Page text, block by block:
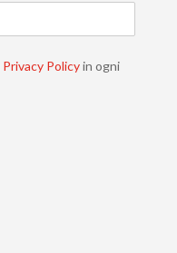
Privacy Policyin ogni